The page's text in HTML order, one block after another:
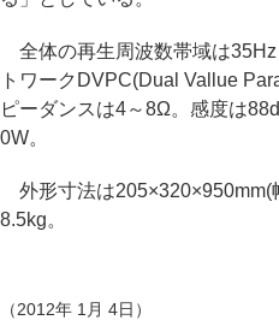
全体の再生周波数帯域は
トワークDVPC(Dual Vallue
ピーダンスは4～8Ω。感度は
0W。
外形寸法は205×320×950mm(
8.5kg。
（2012年 1月 4日）